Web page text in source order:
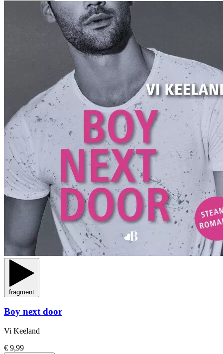
fragment
Boy next door
Vi Keeland
€ 9,99